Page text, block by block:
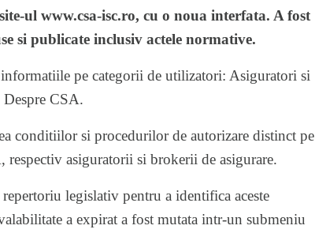
ul www.csa-isc.ro, cu o noua interfata. A fost
si publicate inclusiv actele normative.
pe categorii de utilizatori: Asiguratori si
CSA.
conditiilor si procedurilor de autorizare distinct pe
respectiv asiguratorii si brokerii de asigurare.
legislativ pentru a identifica aceste
a expirat a fost mutata intr-un submeniu